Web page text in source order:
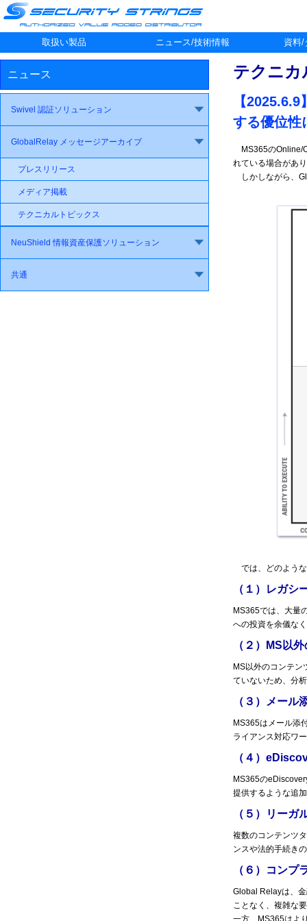
取扱い製品 ニュース/技術情報 資料/
ニュース
Swivel 認証ソリューション
GlobalRelay メッセージアーカイブ
プレスリリース
メディア掲載
テクニカルトピックス
NeuShield 情報資産保護ソリューション
共通
テクニカ
【
する優位性
MS365のOnline/
れている場合があ
しかしながら、
では、どのよう
（１）レガシ
MS365では、大量
への投資を余儀な
（２）MS以
MS以外のコンテン
ていないため、分
（３）メール
MS365はメール添
ライアンス対応ワ
（４）
MS365の
提供するような追
（５）リーガ
複数のコンテンツ
ンスや法的手続き
（６）コンプ
Global Relayは、
ことなく、複雑な
一方、MS365はよ